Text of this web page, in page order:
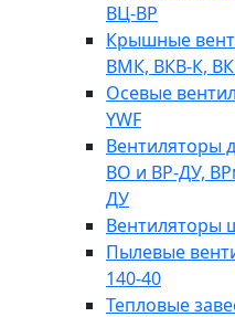
ВЦ-ВР
Крышные
ВМК, ВКВ-К,
Осевые
YWF
Вентиляторы
ВО и ВР-ДУ,
ДУ
Вентиляторы
Пылевые
140-40
Тепловые